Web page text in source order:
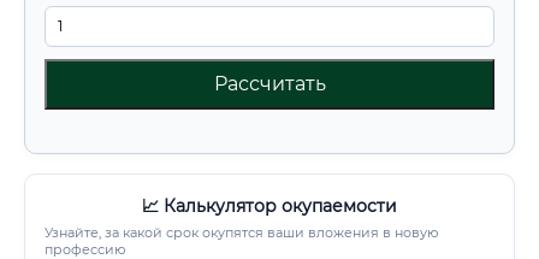
Рассчитать
📈 Калькулятор окупаемости
Узнайте, за какой срок окупятся ваши вложения в новую
профессию